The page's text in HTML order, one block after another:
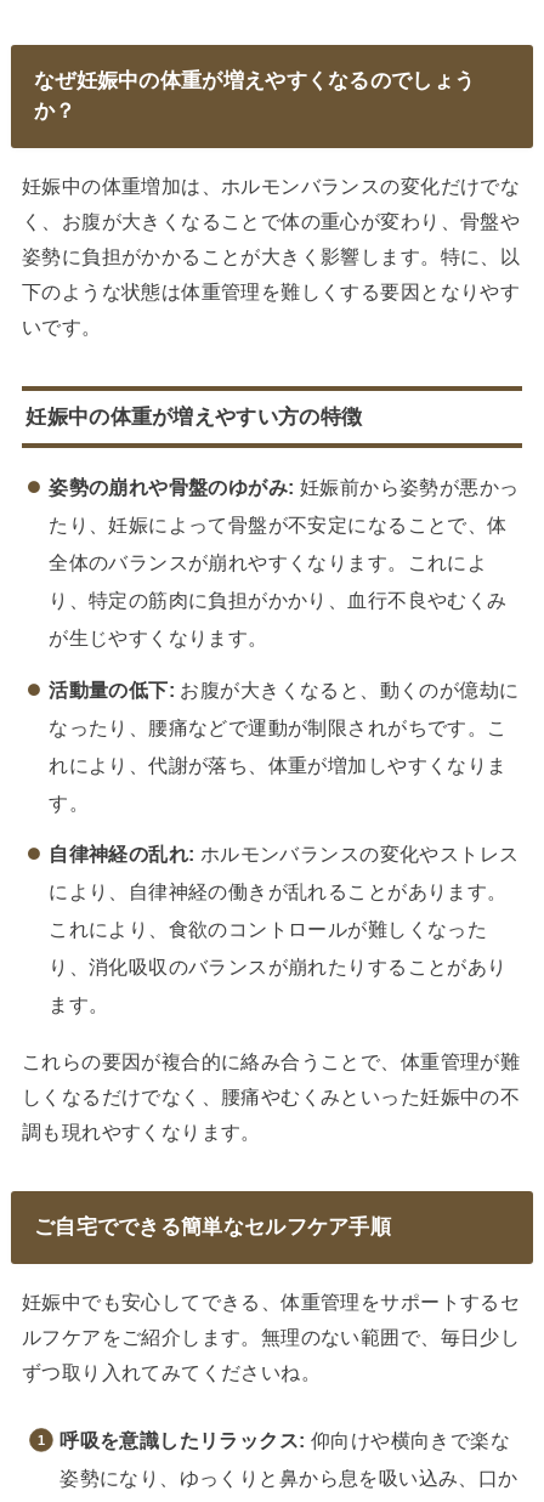
なぜ妊娠中の体重が増えやすくなるのでしょう
か？
妊娠中の体重増加は、ホルモンバランスの変化だけでな
く、お腹が大きくなることで体の重心が変わり、骨盤や
姿勢に負担がかかることが大きく影響します。特に、以
下のような状態は体重管理を難しくする要因となりやす
いです。
妊娠中の体重が増えやすい方の特徴
姿勢の崩れや骨盤のゆがみ: 妊娠前から姿勢が悪かっ
たり、妊娠によって骨盤が不安定になることで、体
全体のバランスが崩れやすくなります。これによ
り、特定の筋肉に負担がかかり、血行不良やむくみ
が生じやすくなります。
活動量の低下: お腹が大きくなると、動くのが億劫に
なったり、腰痛などで運動が制限されがちです。こ
れにより、代謝が落ち、体重が増加しやすくなりま
す。
自律神経の乱れ: ホルモンバランスの変化やストレス
により、自律神経の働きが乱れることがあります。
これにより、食欲のコントロールが難しくなった
り、消化吸収のバランスが崩れたりすることがあり
ます。
これらの要因が複合的に絡み合うことで、体重管理が難
しくなるだけでなく、腰痛やむくみといった妊娠中の不
調も現れやすくなります。
ご自宅でできる簡単なセルフケア手順
妊娠中でも安心してできる、体重管理をサポートするセ
ルフケアをご紹介します。無理のない範囲で、毎日少し
ずつ取り入れてみてくださいね。
呼吸を意識したリラックス: 仰向けや横向きで楽な
姿勢になり、ゆっくりと鼻から息を吸い込み、口か